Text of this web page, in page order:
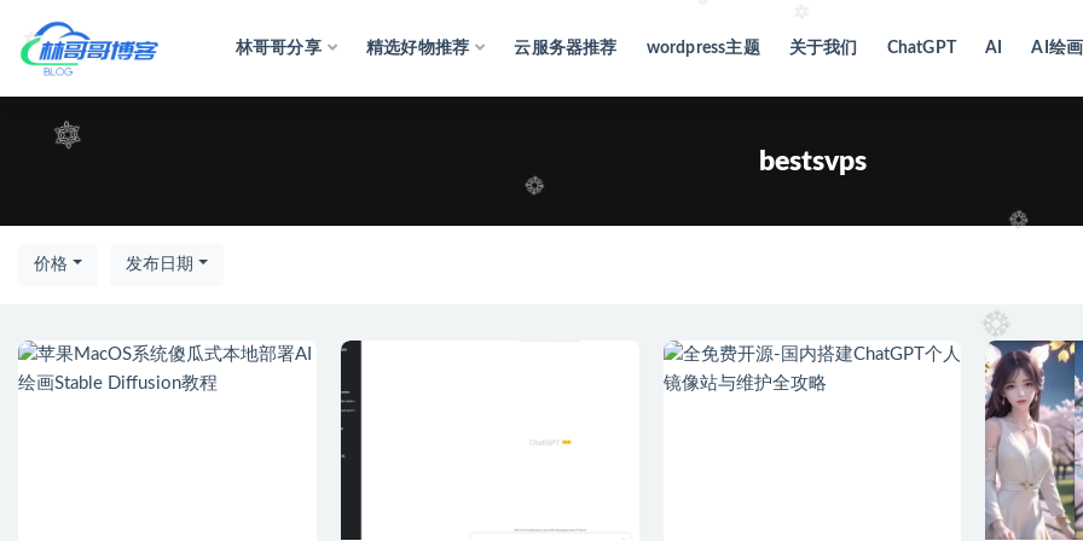
林哥哥分享 精选好物推荐 云服务器推荐 wordpress主题 关于我们 ChatGPT AI AI绘画
bestsvps
价格 发布日期